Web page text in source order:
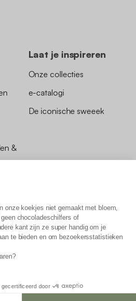
onze koekjes niet gemaakt met bloem,
chocoladeschilfers of
kant zijn ze super handig om je
te bieden en om bezoekersstatistieken
gecertificeerd door
&
Laat je inspireren
Onze collecties
e-catalogi
De iconische sweeek
toegankelijkheid